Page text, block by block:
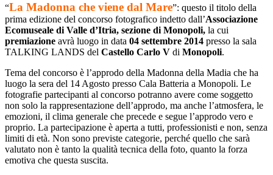
“La Madonna che viene dal Mare”: questo il titolo della
prima edizione del concorso fotografico indetto dall’Associazione
Ecomuseale di Valle d’Itria, sezione di Monopoli, la cui
premiazione avrà luogo in data 04 settembre 2014 presso la sala
TALKING LANDS del Castello Carlo V di Monopoli.
Tema del concorso è l’approdo della Madonna della Madia che ha
luogo la sera del 14 Agosto presso Cala Batteria a Monopoli. Le
fotografie partecipanti al concorso potranno avere come soggetto
non solo la rappresentazione dell’approdo, ma anche l’atmosfera, le
emozioni, il clima generale che precede e segue l’approdo vero e
proprio. La partecipazione è aperta a tutti, professionisti e non, senza
limiti di età. Non sono previste categorie, perché quello che sarà
valutato non è tanto la qualità tecnica della foto, quanto la forza
emotiva che questa suscita.